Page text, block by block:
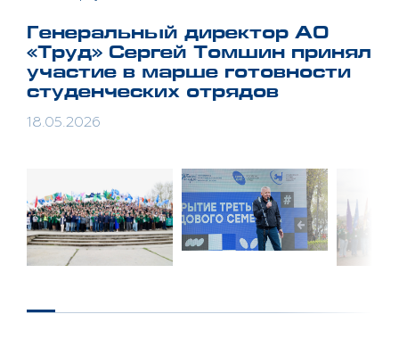
Генеральный директор АО
«Труд» Сергей Томшин принял
участие в марше готовности
студенческих отрядов
18.05.2026